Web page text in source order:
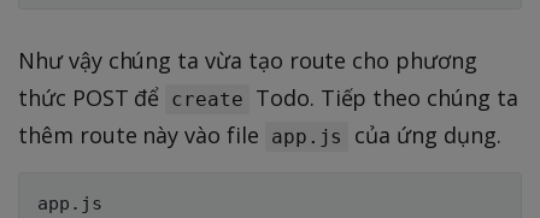
Như vậy chúng ta vừa tạo route cho phương
thức POST để create
Todo. Tiếp theo chúng ta
thêm route này vào file
app.js của ứng dụng.
app.js